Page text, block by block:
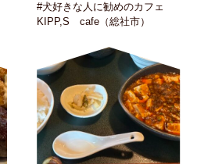
#犬好きな人に勧めのカフェ
KIPP,S cafe（総社市）